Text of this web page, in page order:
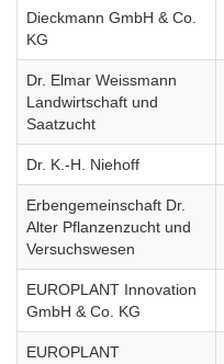
Dieckmann GmbH & Co.
KG
Dr. Elmar Weissmann
Landwirtschaft und
Saatzucht
Dr. K.-H. Niehoff
Erbengemeinschaft Dr.
Alter Pflanzenzucht und
Versuchswesen
EUROPLANT Innovation
GmbH & Co. KG
EUROPLANT